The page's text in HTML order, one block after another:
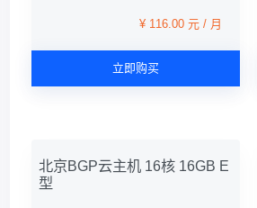
¥ 116.00 元 / 月
立即购买
北京BGP云主机 16核 16GB E
型